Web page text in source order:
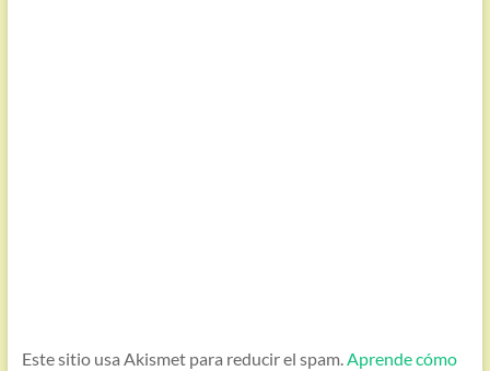
Este sitio usa Akismet para reducir el spam.Aprende cómo